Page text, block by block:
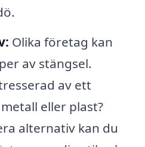
Olika företag kan
av stängsel.
av ett
eller plast?
alternativ kan du